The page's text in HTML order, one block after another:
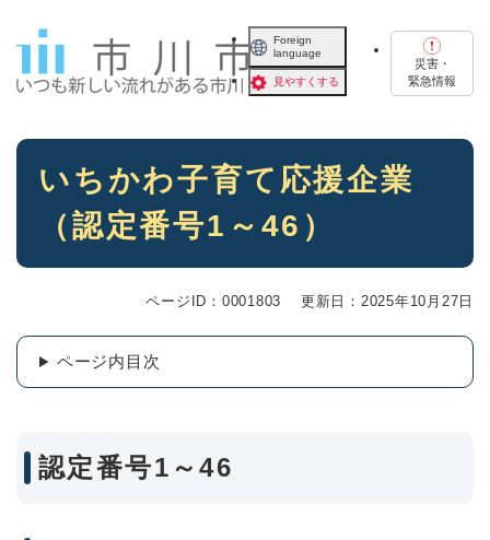
Foreign
language
見やすくする
災害・
緊急情報
本
いちかわ子育て応援企業
（認定番号1～46）
ページID：0001803 更新日：2025年10月27日
ページ内目次
認定番号1～46